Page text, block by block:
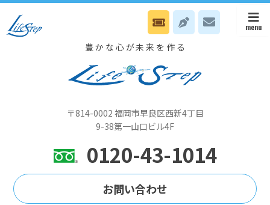
7/7 本部はスタッフ無料電話Nカウンセリングです
豊かな心が未来を作る
〒814-0002 福岡市早良区西新4丁目
9-38第一山口ビル4F
0120-43-1014
お問い合わせ